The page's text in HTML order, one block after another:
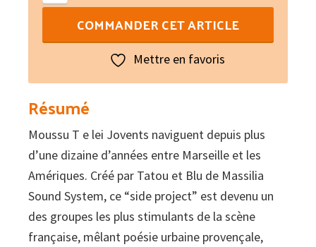
de
NavegaCOMMANDER CET ARTICLE
Mettre en favoris
Résumé
Moussu T e lei Jovents naviguent depuis plus
d’une dizaine d’années entre Marseille et les
Amériques. Créé par Tatou et Blu de Massilia
Sound System, ce “side project” est devenu un
des groupes les plus stimulants de la scène
française, mêlant poésie urbaine provençale,